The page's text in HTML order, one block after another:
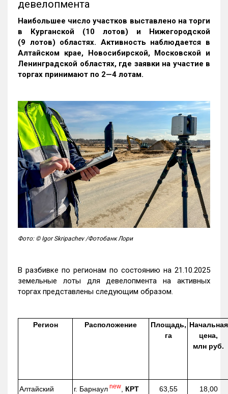
девелопмента
Наибольшее число участков выставлено на торги
в Курганской (10 лотов) и Нижегородской
(9 лотов) областях. Активность наблюдается в
Алтайском крае, Новосибирской, Московской и
Ленинградской областях, где заявки на участие в
торгах принимают по 2—4 лотам.
Фото: © Igor Skripachev /Фотобанк Лори
В разбивке по регионам по состоянию на 21.10.2025
земельные лоты для девелопмента на активных
торгах представлены следующим образом.
Регион Расположение
Площадь,
га
Начальная
цена,
млн руб.
Алтайский
г. Барнаул new КРТ 63,55 18,00